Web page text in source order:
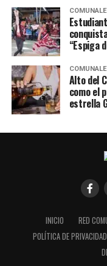
“Espiga
Alto del
como el
estrella
INICIO RED
POLÍTICA DE PRIVACIDAD